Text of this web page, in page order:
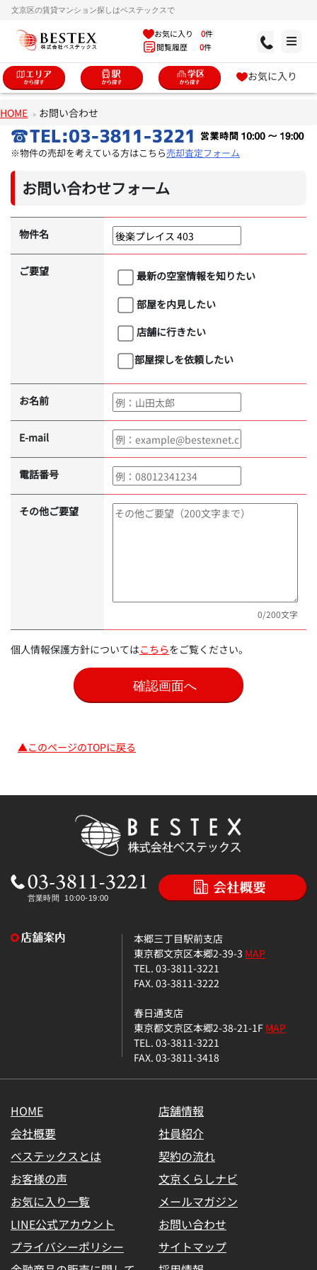
文京区の賃貸マンション探しはベステックスで
お気に入り 0件
閲覧履歴 0件
お気に入り
HOME お問い合わせ
※物件の売却を考えている方はこちら売却査定フォーム
お問い合わせフォーム
物件名
ご要望
最新の空室情報を知りたい
部屋を内見したい
店舗に行きたい
部屋探しを依頼したい
お名前
E-mail
電話番号
その他ご要望
0/200文字
個人情報保護方針についてはこちらをご覧ください。
▲このページのTOPに戻る
本郷三丁目駅前支店
東京都文京区本郷2-39-3 MAP
TEL. 03-3811-3221
FAX. 03-3811-3222
春日通支店
東京都文京区本郷2-38-21-1FMAP
TEL. 03-3811-3221
FAX. 03-3811-3418
HOME
店舗情報
会社概要
社員紹介
ベステックスとは
契約の流れ
お客様の声
文京くらしナビ
お気に入り一覧
メールマガジン
LINE公式アカウント
お問い合わせ
プライバシーポリシー
サイトマップ